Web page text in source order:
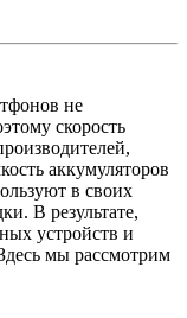
не
скорость
аккумуляторов
в своих
В результате,
устройств и
мы рассмотрим